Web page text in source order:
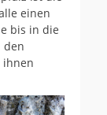
einen
bis in die
den
ihnen